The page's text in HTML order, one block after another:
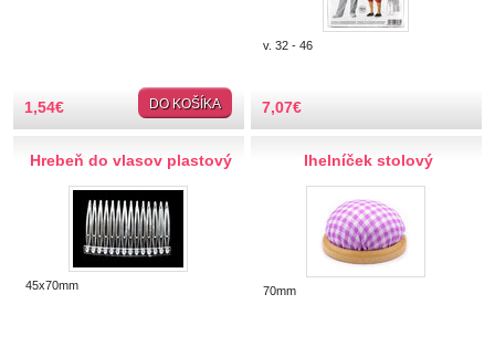
Nášivky a Nažehlovačky
Nite a Priadze
1,54€ DO KOŠÍKA
v. 32 - 46
7,07€
Hrebeň do vlasov plastový
45x70mm
Ihelníček stolový
70mm